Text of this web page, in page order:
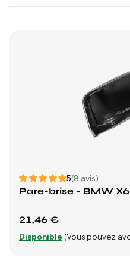
5(8 avis)
Pare-brise - BMW
21,46 €
Disponible (Vous pouvez